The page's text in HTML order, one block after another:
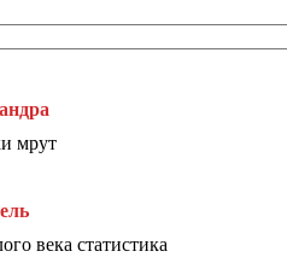
мрут
века статистика